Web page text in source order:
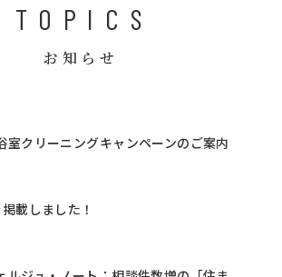
TOPICS
お知らせ
室クリーニングキャンペーンのご案内
載しました！